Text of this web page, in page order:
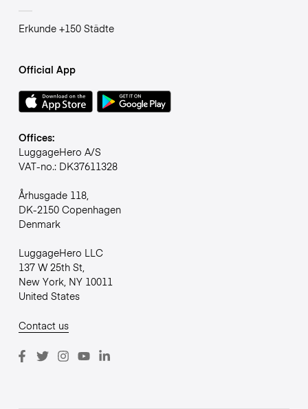
Erkunde +150 Städte
Official App
Offices:
LuggageHero A/S
VAT-no.: DK37611328
Århusgade 118,
DK-2150 Copenhagen
Denmark
LuggageHero LLC
137 W 25th St,
New York, NY 10011
United States
Contact us